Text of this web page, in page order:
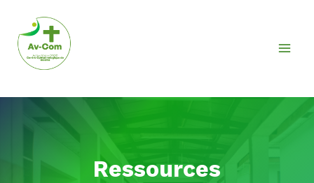
contenu
Ressources